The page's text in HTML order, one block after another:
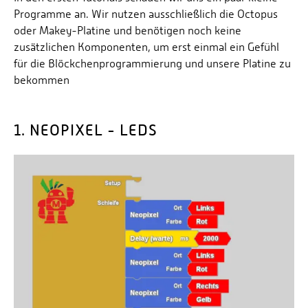
Energieeffizienzrecht und Klimaschutzrecht (IREK)
Fuel Cell Centre Rheinland-Pfalz
Nationalparkforschung
P2Broker
Perival
Robotix-Academy
Umweltinformationssysteme
Örtlicher Personalrat
Personensuche
Programme an. Wir nutzen ausschließlich die Octopus
oder Makey-Platine und benötigen noch keine
zusätzlichen Komponenten, um erst einmal ein Gefühl
für die Blöckchenprogrammierung und unsere Platine zu
bekommen
1. NEOPIXEL - LEDS